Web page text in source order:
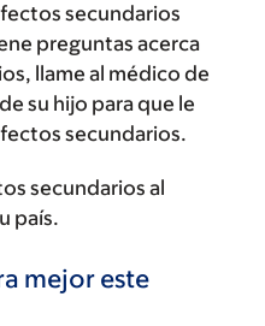
secundarios
preguntas acerca
llame al médico de
su hijo para que le
secundarios.
secundarios al
país.
mejor este